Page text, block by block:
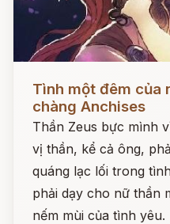
Tình một đêm của
chàng Anchises
Thần Zeus bực mình
vị thần, kể cả ông,
quáng lạc lối trong
phải dạy cho nữ thần
nếm mùi của tình yêu.